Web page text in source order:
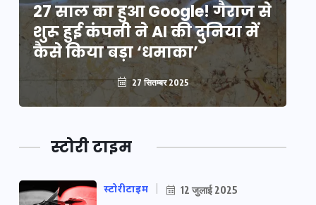
27 साल का हुआ Google! गैराज से
शुरू हुई कंपनी ने AI की दुनिया में
कैसे किया बड़ा ‘धमाका’
27 सितम्बर 2025
स्टोरी टाइम
स्टोरीटाइम 12 जुलाई 2025